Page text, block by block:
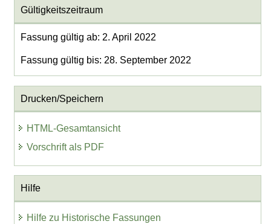
Gültigkeitszeitraum
Fassung gültig ab: 2. April 2022
Fassung gültig bis: 28. September 2022
Drucken/Speichern
HTML-Gesamtansicht
Vorschrift als PDF
Hilfe
Hilfe zu Historische Fassungen